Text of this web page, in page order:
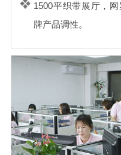
1500平织带展厅，
牌产品调性。